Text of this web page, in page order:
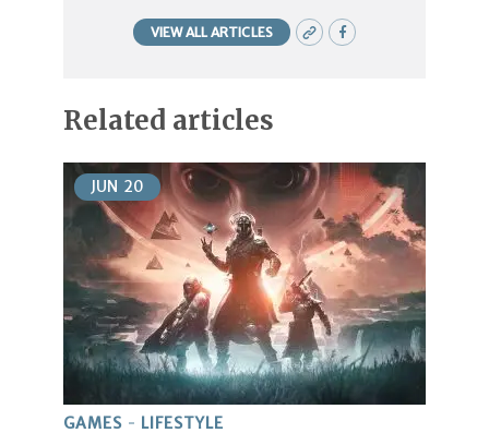
VIEW ALL ARTICLES
Related articles
JUN 20
GAMES LIFESTYLE